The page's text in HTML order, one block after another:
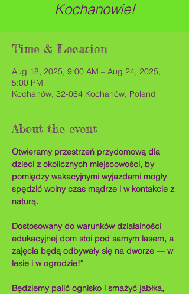
Kochanowie!
Time & Location
Aug 18, 2025, 9:00 AM – Aug 24, 2025,
5:00 PM
Kochanów, 32-064 Kochanów, Poland
About the event
Otwieramy przestrzeń przydomową dla
dzieci z okolicznych miejscowości, by
pomiędzy wakacyjnymi wyjazdami mogły
spędzić wolny czas mądrze i w kontakcie z
naturą.
Dostosowany do warunków działalności
edukacyjnej dom stoi pod samym lasem, a
zajęcia będą odbywały się na dworze — w
lesie i w ogrodzie!"
Będziemy palić ognisko i smażyć jabłka,